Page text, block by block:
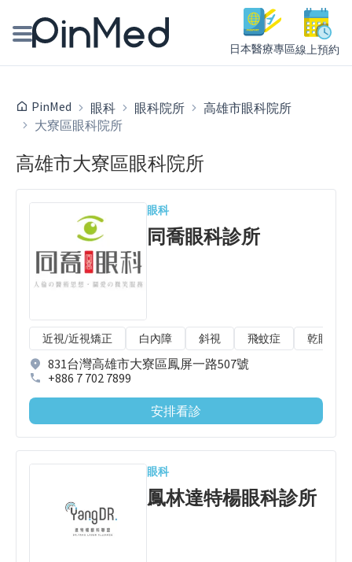
日本醫療專區線上預約
醫師專欄專訪
健康主題館
我是醫療人員
PinMed 眼科 眼科院所
高雄市眼科院所
大寮區眼科院所
高雄市大寮區眼科院所
眼科
同喬眼科診所
近視/近視矯正 白內障 斜視 飛蚊症 乾眼症
831台灣高雄市大寮區鳳屏一路507號
+886 7 702 7899
安排看診
眼科
鳳林達特楊眼科診所